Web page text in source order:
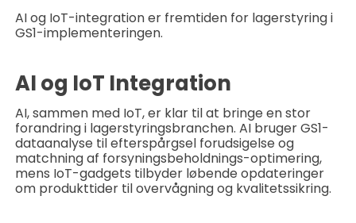
AI og IoT-integration er fremtiden for lagerstyring i
GS1-implementeringen.
AI og IoT Integration
AI, sammen med IoT, er klar til at bringe en stor
forandring i lagerstyringsbranchen. AI bruger GS1-
dataanalyse til efterspårgsel forudsigelse og
matchning af forsyningsbeholdnings-optimering,
mens IoT-gadgets tilbyder løbende opdateringer
om produkttider til overvågning og kvalitetssikring.